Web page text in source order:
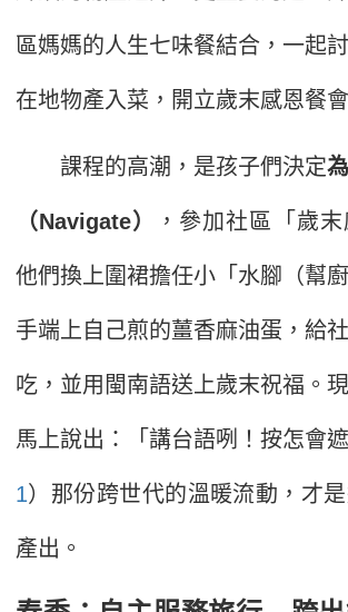
區媽媽的人生七味餐結合，一起
在地物產入菜，開立歲末感恩餐
課程的高潮，是孩子們決定
（Navigate） ，參加社區「歲
他們換上圍裙擔任小「水腳（幫
手端上自己煎的薑香麻油蛋，給
吃，並用閩南語送上歲末祝福。
馬上說出：「講台語咧！按怎會
1）那份跨世代的溫暖流動，才
產出。